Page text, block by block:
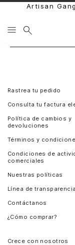
Artisan
Rastrea tu pedido
Consulta tu factura
Política de cambios y
devoluciones
Términos y
Condiciones de
comerciales
Nuestras políticas
Línea de transparencia
Contáctanos
¿Cómo comprar?
Crece con nosotros